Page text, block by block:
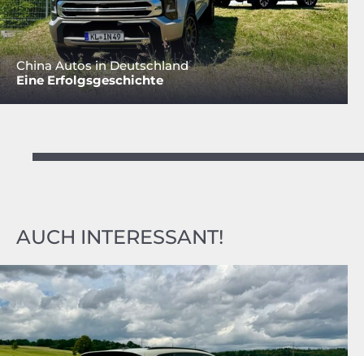
China Autos in Deutschland
Eine Erfolgsgeschichte
AUCH INTERESSANT!